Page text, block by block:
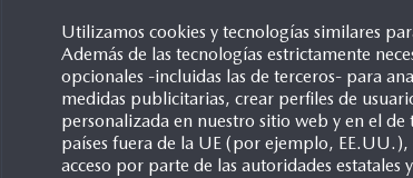
Utilizamos cookies y tecnologías similares
Además de las tecnologías estrictamente
opcionales -incluidas las de terceros- para
medidas publicitarias, crear perfiles de
personalizada en nuestro sitio web y en el
países fuera de la UE (por ejemplo,
acceso por parte de las autoridades estatales